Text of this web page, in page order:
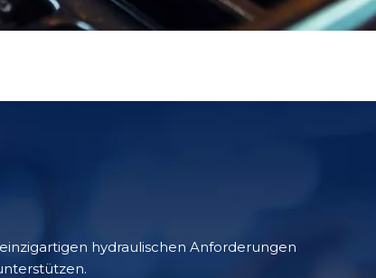
hydraulischen Anforderungen